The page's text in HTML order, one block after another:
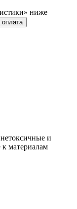
ниже
оплата
и
к материалам